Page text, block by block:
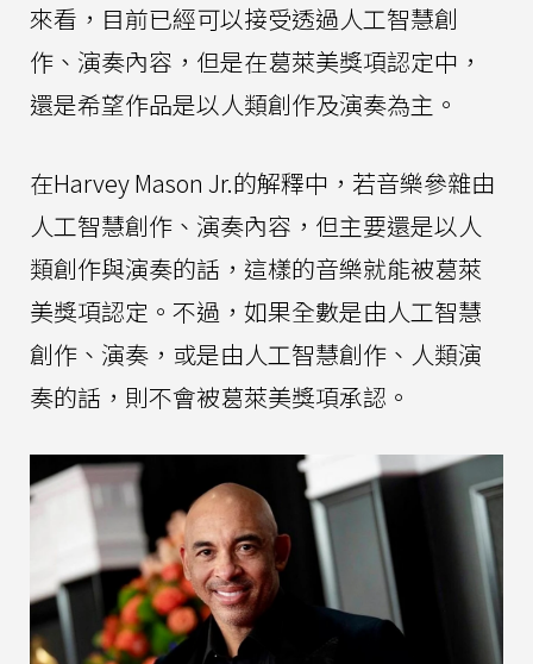
來看，目前已經可以接受透過人工智慧創
作、演奏內容，但是在葛萊美獎項認定中，
還是希望作品是以人類創作及演奏為主。
在Harvey Mason Jr.的解釋中，若音樂參雜由
人工智慧創作、演奏內容，但主要還是以人
類創作與演奏的話，這樣的音樂就能被葛萊
美獎項認定。不過，如果全數是由人工智慧
創作、演奏，或是由人工智慧創作、人類演
奏的話，則不會被葛萊美獎項承認。